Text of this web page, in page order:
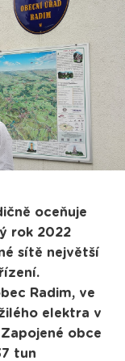
oceňuje
rok 2022
sítě největší
Radim, ve
elektra v
obce
tun